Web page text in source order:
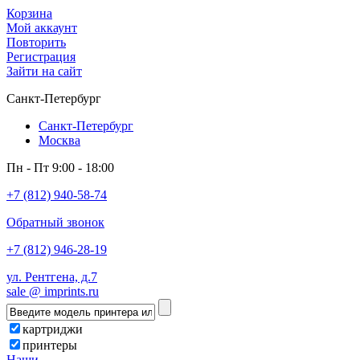
Корзина
Мой аккаунт
Повторить
Регистрация
Зайти на сайт
Санкт-Петербург
Санкт-Петербург
Москва
Пн - Пт 9:00 - 18:00
+7 (812) 940-58-74
Обратный звонок
+7 (812) 946-28-19
ул. Рентгена, д.7
sale @ imprints.ru
картриджи
принтеры